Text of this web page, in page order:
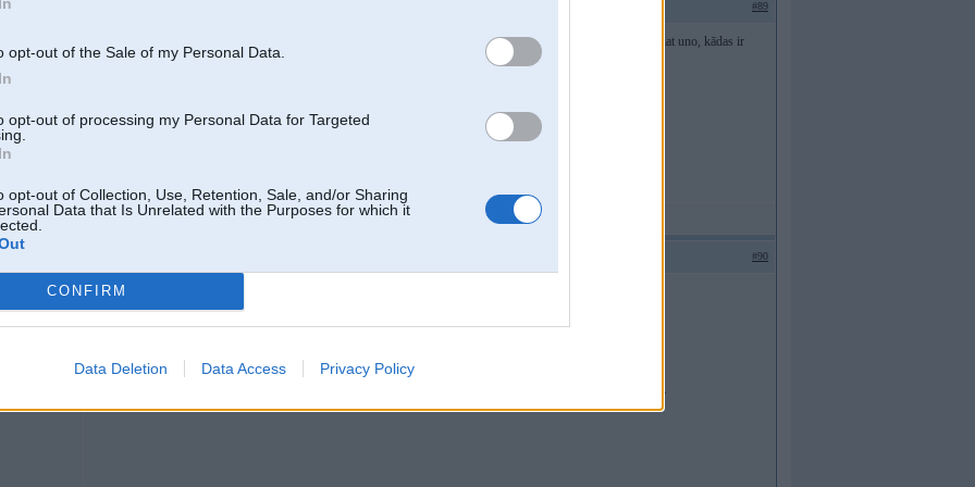
opt-out of the Sale of my Personal Data.
opt-out of processing my Personal Data for Targeted
opt-out of Collection, Use, Retention, Sale, and/or Sharing
Data that Is Unrelated with the Purposes for which it
CONFIRM
Data Deletion Data Access Privacy Policy
#89
Ja man vēl nav auto, kas būtu piemērotākais tūninga projektam? Ir daži varianti, piemēram, 1.3 escorts vai 0.9 fiat uno, kādas ir
#90
Nebrūķē muti čalīt
-----------------
Logo, vizītkaršu, plakātu, bukletu, flash u.c izveide. vissaldākās cenas. PM. DE?!GN - the problem comes first.